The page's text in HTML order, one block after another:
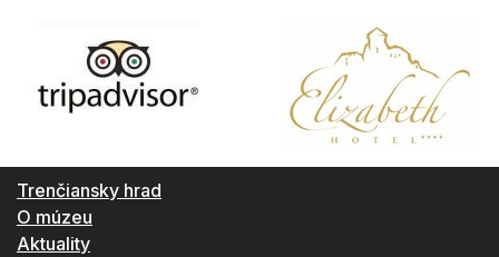
Trenčiansky hrad
O múzeu
Aktuality